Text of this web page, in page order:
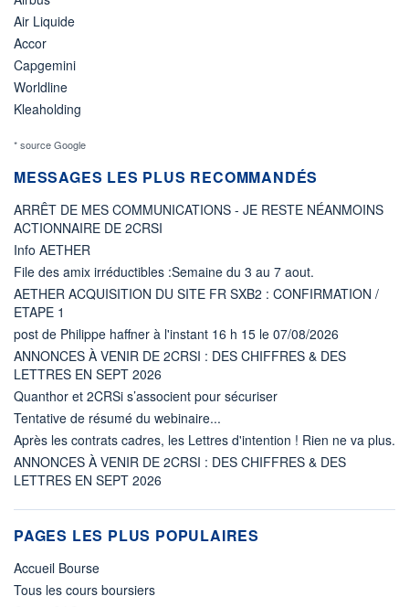
Air Liquide
Accor
Capgemini
Worldline
Kleaholding
* source Google
MESSAGES LES PLUS RECOMMANDÉS
ARRÊT DE MES COMMUNICATIONS - JE RESTE NÉANMOINS
ACTIONNAIRE DE 2CRSI
Info AETHER
File des amix irréductibles :Semaine du 3 au 7 aout.
AETHER ACQUISITION DU SITE FR SXB2 : CONFIRMATION /
ETAPE 1
post de Philippe haffner à l'instant 16 h 15 le 07/08/2026
ANNONCES À VENIR DE 2CRSI : DES CHIFFRES & DES
LETTRES EN SEPT 2026
Quanthor et 2CRSi s’associent pour sécuriser
Tentative de résumé du webinaire...
Après les contrats cadres, les Lettres d'intention ! Rien ne va plus.
ANNONCES À VENIR DE 2CRSI : DES CHIFFRES & DES
LETTRES EN SEPT 2026
PAGES LES PLUS POPULAIRES
Accueil Bourse
Tous les cours boursiers